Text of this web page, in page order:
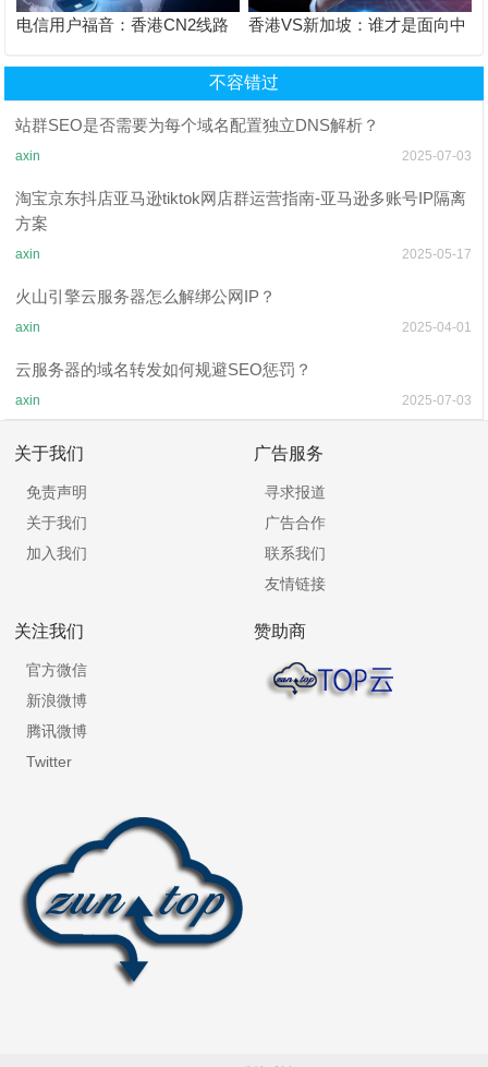
电信用户福音：香港CN2线路
香港VS新加坡：谁才是面向中
不容错过
站群SEO是否需要为每个域名配置独立DNS解析？
axin 2025-07-03
淘宝京东抖店亚马逊tiktok网店群运营指南-亚马逊多账号IP隔离
方案
axin 2025-05-17
火山引擎云服务器怎么解绑公网IP？
axin 2025-04-01
云服务器的域名转发如何规避SEO惩罚？
axin 2025-07-03
关于我们
免责声明
关于我们
加入我们
广告服务
寻求报道
广告合作
联系我们
友情链接
关注我们
官方微信
新浪微博
腾讯微博
Twitter
赞助商